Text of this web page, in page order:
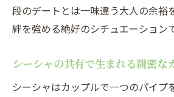
段のデートとは一味違う大人の余裕
絆を強める絶好のシチュエーションで
シーシャの共有で生まれる親密な
シーシャはカップルで一つのパイプ